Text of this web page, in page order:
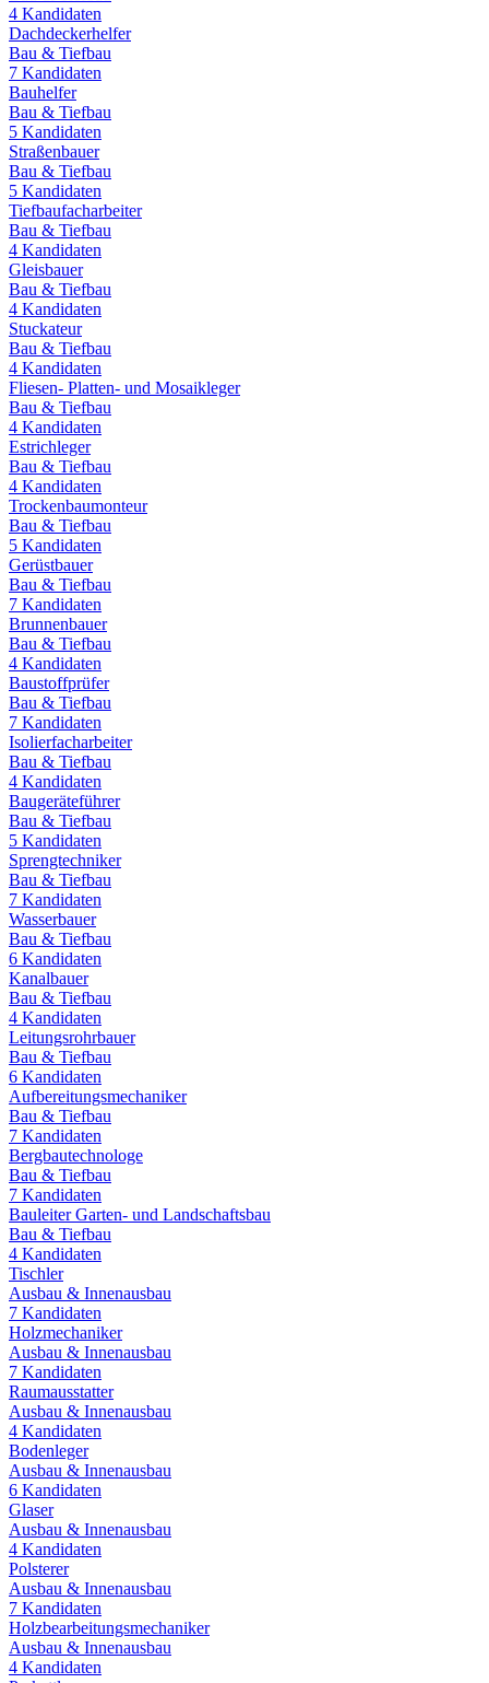
4 Kandidaten
Dachdeckerhelfer
Bau & Tiefbau
7 Kandidaten
Bauhelfer
Bau & Tiefbau
5 Kandidaten
Straßenbauer
Bau & Tiefbau
5 Kandidaten
Tiefbaufacharbeiter
Bau & Tiefbau
4 Kandidaten
Gleisbauer
Bau & Tiefbau
4 Kandidaten
Stuckateur
Bau & Tiefbau
4 Kandidaten
Fliesen- Platten- und Mosaikleger
Bau & Tiefbau
4 Kandidaten
Estrichleger
Bau & Tiefbau
4 Kandidaten
Trockenbaumonteur
Bau & Tiefbau
5 Kandidaten
Gerüstbauer
Bau & Tiefbau
7 Kandidaten
Brunnenbauer
Bau & Tiefbau
4 Kandidaten
Baustoffprüfer
Bau & Tiefbau
7 Kandidaten
Isolierfacharbeiter
Bau & Tiefbau
4 Kandidaten
Baugeräteführer
Bau & Tiefbau
5 Kandidaten
Sprengtechniker
Bau & Tiefbau
7 Kandidaten
Wasserbauer
Bau & Tiefbau
6 Kandidaten
Kanalbauer
Bau & Tiefbau
4 Kandidaten
Leitungsrohrbauer
Bau & Tiefbau
6 Kandidaten
Aufbereitungsmechaniker
Bau & Tiefbau
7 Kandidaten
Bergbautechnologe
Bau & Tiefbau
7 Kandidaten
Bauleiter Garten- und Landschaftsbau
Bau & Tiefbau
4 Kandidaten
Tischler
Ausbau & Innenausbau
7 Kandidaten
Holzmechaniker
Ausbau & Innenausbau
7 Kandidaten
Raumausstatter
Ausbau & Innenausbau
4 Kandidaten
Bodenleger
Ausbau & Innenausbau
6 Kandidaten
Glaser
Ausbau & Innenausbau
4 Kandidaten
Polsterer
Ausbau & Innenausbau
7 Kandidaten
Holzbearbeitungsmechaniker
Ausbau & Innenausbau
4 Kandidaten